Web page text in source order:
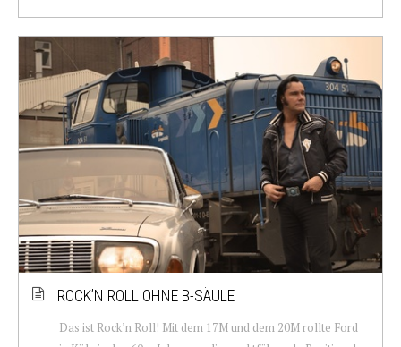
ROCK’N ROLL OHNE B-SÄULE
Das ist Rock’n Roll! Mit dem 17M und dem 20M rollte Ford